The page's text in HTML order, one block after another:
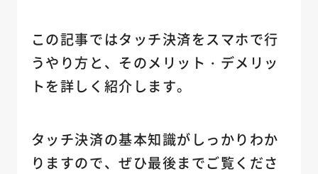
この記事ではタッチ決済をスマホで行
うやり方と、そのメリット・デメリッ
トを詳しく紹介します。
タッチ決済の基本知識がしっかりわか
りますので、ぜひ最後までご覧くださ